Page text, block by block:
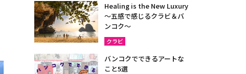
Healing is the New Luxury
～五感で感じるクラビ＆バ
ンコク～
クラビ
バンコクでできるアートな
こと5選